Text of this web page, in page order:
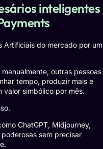
inteligentes
Artificiais do mercado por um
outras pessoas
tempo, produzir mais e
valor simbólico por mês.
ChatGPT, Midjourney,
sem precisar